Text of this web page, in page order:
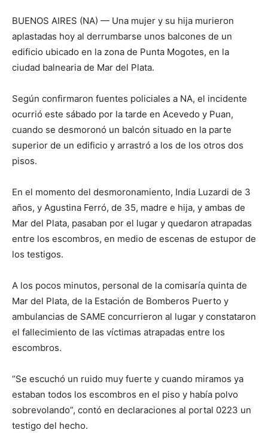
BUENOS AIRES (NA) — Una mujer y su hija murieron
aplastadas hoy al derrumbarse unos balcones de un
edificio ubicado en la zona de Punta Mogotes, en la
ciudad balnearia de Mar del Plata.
Según confirmaron fuentes policiales a NA, el incidente
ocurrió este sábado por la tarde en Acevedo y Puan,
cuando se desmoronó un balcón situado en la parte
superior de un edificio y arrastró a los de los otros dos
pisos.
En el momento del desmoronamiento, India Luzardi de 3
años, y Agustina Ferró, de 35, madre e hija, y ambas de
Mar del Plata, pasaban por el lugar y quedaron atrapadas
entre los escombros, en medio de escenas de estupor de
los testigos.
A los pocos minutos, personal de la comisaría quinta de
Mar del Plata, de la Estación de Bomberos Puerto y
ambulancias de SAME concurrieron al lugar y constataron
el fallecimiento de las víctimas atrapadas entre los
escombros.
“Se escuchó un ruido muy fuerte y cuando miramos ya
estaban todos los escombros en el piso y había polvo
sobrevolando”, contó en declaraciones al portal 0223 un
testigo del hecho.